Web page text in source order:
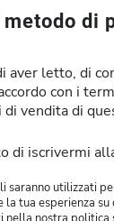
metodo di
aver letto, di
con i
di vendita di
di iscrivermi
saranno utilizzati
la tua esperienza